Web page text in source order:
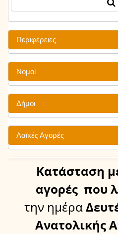
Περιφέρειες
Νομοί
Δήμοι
Λαϊκές Αγορές
Κατάσταση
αγορές που
την ημέρα
Ανατολικής